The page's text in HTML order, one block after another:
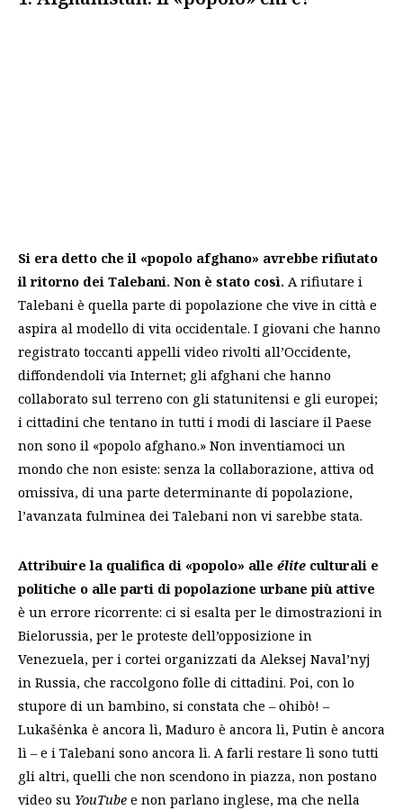
Si era detto che il «popolo afghano» avrebbe rifiutato
il ritorno dei Talebani. Non è stato così. A rifiutare i
Talebani è quella parte di popolazione che vive in città e
aspira al modello di vita occidentale. I giovani che hanno
registrato toccanti appelli video rivolti all’Occidente,
diffondendoli via Internet; gli afghani che hanno
collaborato sul terreno con gli statunitensi e gli europei;
i cittadini che tentano in tutti i modi di lasciare il Paese
non sono il «popolo afghano.» Non inventiamoci un
mondo che non esiste: senza la collaborazione, attiva od
omissiva, di una parte determinante di popolazione,
l’avanzata fulminea dei Talebani non vi sarebbe stata.
Attribuire la qualifica di «popolo» alle élite culturali e
politiche o alle parti di popolazione urbane più attive
è un errore ricorrente: ci si esalta per le dimostrazioni in
Bielorussia, per le proteste dell’opposizione in
Venezuela, per i cortei organizzati da Aleksej Naval’nyj
in Russia, che raccolgono folle di cittadini. Poi, con lo
stupore di un bambino, si constata che – ohibò! –
Lukašėnka è ancora lì, Maduro è ancora lì, Putin è ancora
lì – e i Talebani sono ancora lì. A farli restare lì sono tutti
gli altri, quelli che non scendono in piazza, non postano
video su YouTube e non parlano inglese, ma che nella